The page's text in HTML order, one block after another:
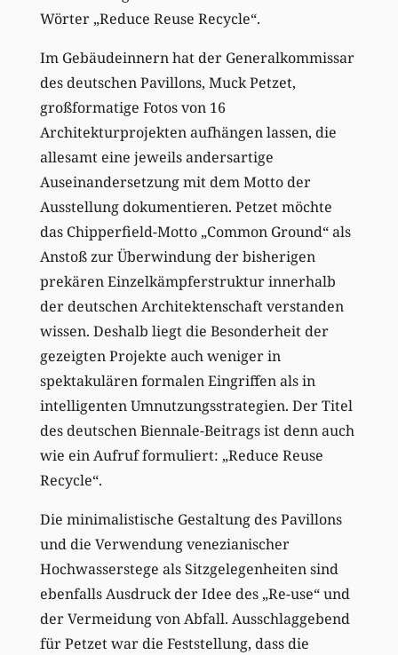
Wörter „Reduce Reuse Recycle“.
Im Gebäudeinnern hat der Generalkommissar
des deutschen Pavillons, Muck Petzet,
großformatige Fotos von 16
Architekturprojekten aufhängen lassen, die
allesamt eine jeweils andersartige
Auseinandersetzung mit dem Motto der
Ausstellung dokumentieren. Petzet möchte
das Chipperfield-Motto „Common Ground“ als
Anstoß zur Überwindung der bisherigen
prekären Einzelkämpferstruktur innerhalb
der deutschen Architektenschaft verstanden
wissen. Deshalb liegt die Besonderheit der
gezeigten Projekte auch weniger in
spektakulären formalen Eingriffen als in
intelligenten Umnutzungsstrategien. Der Titel
des deutschen Biennale-Beitrags ist denn auch
wie ein Aufruf formuliert: „Reduce Reuse
Recycle“.
Die minimalistische Gestaltung des Pavillons
und die Verwendung venezianischer
Hochwasserstege als Sitzgelegenheiten sind
ebenfalls Ausdruck der Idee des „Re-use“ und
der Vermeidung von Abfall. Ausschlaggebend
für Petzet war die Feststellung, dass die